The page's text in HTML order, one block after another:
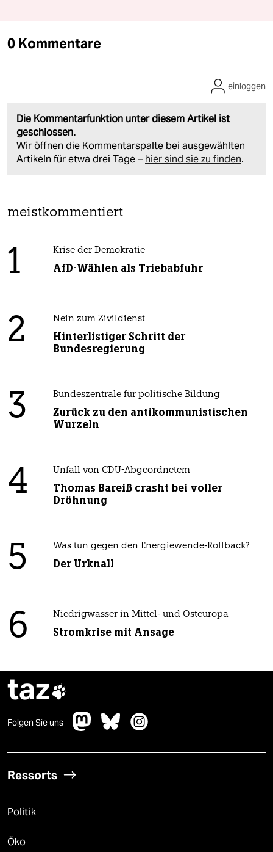
0 Kommentare
Die Kommentarfunktion unter diesem Artikel ist
geschlossen.
Wir öffnen die Kommentarspalte bei ausgewählten
Artikeln für etwa drei Tage – hier sind sie zu finden.
einloggen
meistkommentiert
1 Krise der Demokratie
AfD-Wählen als Triebabfuhr
2 Nein zum Zivildienst
Hinterlistiger Schritt der
Bundesregierung
3 Bundeszentrale für politische Bildung
Zurück zu den antikommunistischen
Wurzeln
4 Unfall von CDU-Abgeordnetem
Thomas Bareiß crasht bei voller
Dröhnung
5 Was tun gegen den Energiewende-Rollback?
Der Urknall
6 Niedrigwasser in Mittel- und Osteuropa
Stromkrise mit Ansage
taz
Folgen Sie uns
Ressorts
Politik
Öko